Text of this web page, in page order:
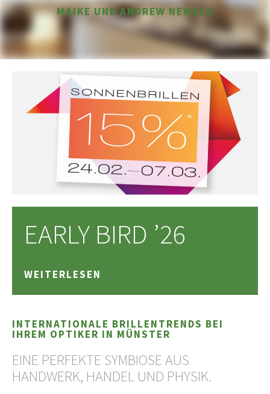
MAIKE UND ANDREW NEWELS
EARLY BIRD ’26
WEITERLESEN
INTERNATIONALE BRILLENTRENDS BEI
IHREM OPTIKER IN MÜNSTER
EINE PERFEKTE SYMBIOSE AUS
HANDWERK, HANDEL UND PHYSIK.